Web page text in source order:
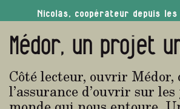
Nicolas, coopérateur depuis
Médor, un projet
Côté lecteur, ouvrir Médor,
l’assurance d’ouvrir sur